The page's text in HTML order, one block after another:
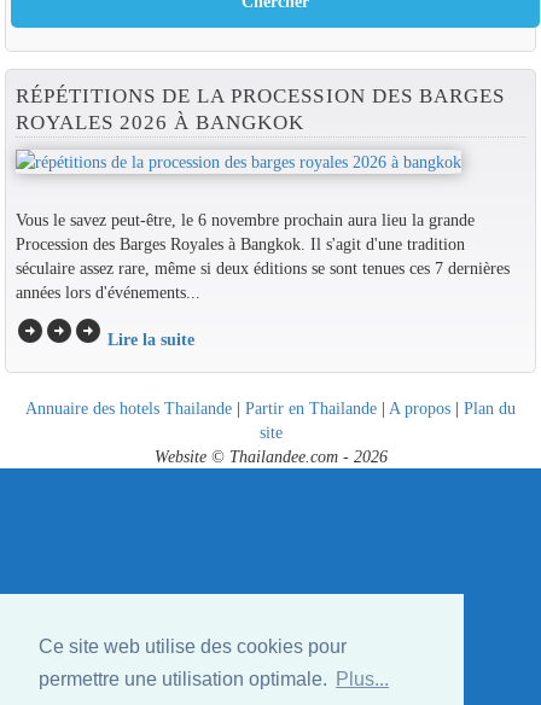
Ce site web utilise des cookies pour
permettre une utilisation optimale.
Plus...
RÉPÉTITIONS DE LA PROCESSION DES BARGES
ROYALES 2026 À BANGKOK
Vous le savez peut-être, le 6 novembre prochain aura lieu la grande
Procession des Barges Royales à Bangkok. Il s'agit d'une tradition
séculaire assez rare, même si deux éditions se sont tenues ces 7 dernières
années lors d'événements...
arrow_circle_rightarrow_circle_rightarrow_circle_right Lire la suite
Annuaire des hotels Thailande | Partir en Thailande | A propos | Plan du
site
Website © Thailandee.com - 2026